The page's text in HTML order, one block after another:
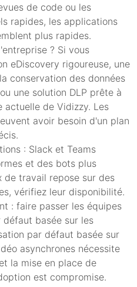
de code ou les
rapides, les applications
plus rapides.
? Si vous
eDiscovery rigoureuse, une
conservation des données
une solution DLP prête à
de Vidizzy. Les
avoir besoin d'un plan
: Slack et Teams
et des bots plus
de travail repose sur des
vérifiez leur disponibilité.
: faire passer les équipes
défaut basée sur les
par défaut basée sur
asynchrones nécessite
la mise en place de
est compromise.